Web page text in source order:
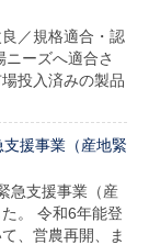
／規格適合・認
ーズへ適合さ
投入済みの製品
支援事業（産地緊
急支援事業（産
。 令和6年能登
、営農再開、ま